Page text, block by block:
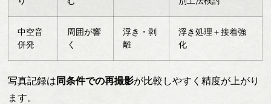
中空音
併発
周囲が響
く
浮き・剥
離
浮き処理＋接着強
化
写真記録は 同条件での再撮影が比較しやすく精度が上がり
ます。